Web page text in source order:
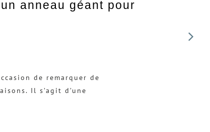
anneau géant pour
de remarquer de
Il s’agit d’une